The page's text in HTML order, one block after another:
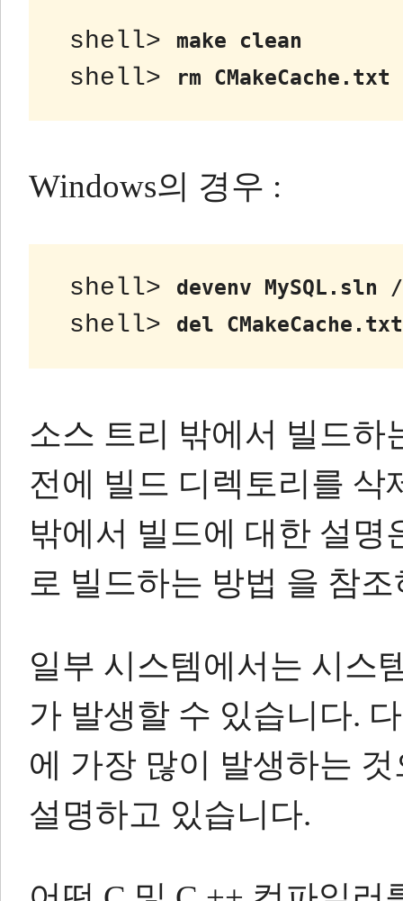
shell> make clean
shell> rm CMakeCache.txt
Windows의 경우 :
shell> devenv MySQL.sln
shell> del CMakeCache.txt
소스 트리 밖에서 빌드하
전에 빌드 디렉토리를 삭
밖에서 빌드에 대한 설명
로 빌드하는 방법 을 참
일부 시스템에서는 시스
가 발생할 수 있습니다.
에 가장 많이 발생하는
설명하고 있습니다.